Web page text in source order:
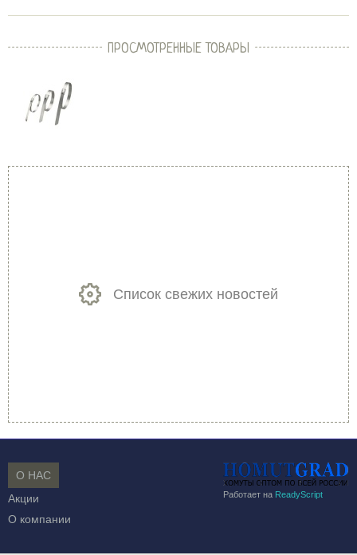
ПРОСМОТРЕННЫЕ ТОВАРЫ
Список свежих новостей
Работает на ReadyScript
О НАС
Акции
О компании